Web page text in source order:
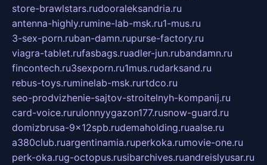
store-brawlstars.rudooraleksandria.ru
antenna-highly.rumine-lab-msk.ru1-mus.ru
3-sex-porn.ruban-damn.rupurse-factory.ru
viagra-tablet.rufasbags.ruadler-jun.rubandamn.ru
fincontech.ru3sexporn.ru1mus.rudarksand.ru
rebus-toys.ruminelab-msk.rurtdco.ru
seo-prodvizhenie-sajtov-stroitelnyh-kompanij.ru
card-voice.rurulonnyygazon177.rusnow-guard.ru
domizbrusa-9x12spb.rudemaholding.ruaalse.ru
a380club.ruargentinamia.ruperkoka.rumovie-one.ru
perk-oka.rug-octopus.rusibarchives.ruandreislyusar.ru